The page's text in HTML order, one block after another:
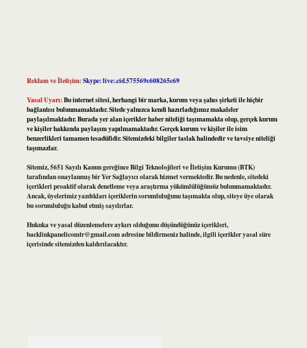
Reklam ve İletişim:Skype: live:.cid.575569c608265c69
Yasal Uyarı:Bu internet sitesi, herhangi bir marka, kurum veya şahıs şirketi ile hiçbir
bağlantısı bulunmamaktadır. Sitede yalnızca kendi hazırladığımız makaleler
paylaşılmaktadır. Burada yer alan içerikler haber niteliği taşımamakta olup, gerçek kurum
ve kişiler hakkında paylaşım yapılmamaktadır. Gerçek kurum ve kişiler ile isim
benzerlikleri tamamen tesadüfidir. Sitemizdeki bilgiler taslak halindedir ve tavsiye niteliği
taşımazlar.
Sitemiz, 5651 Sayılı Kanun gereğince Bilgi Teknolojileri ve İletişim Kurumu (BTK)
tarafından onaylanmış bir Yer Sağlayıcı olarak hizmet vermektedir. Bu nedenle, sitedeki
içerikleri proaktif olarak denetleme veya araştırma yükümlülüğümüz bulunmamaktadır.
Ancak, üyelerimiz yazdıkları içeriklerin sorumluluğunu taşımakta olup, siteye üye olarak
bu sorumluluğu kabul etmiş sayılırlar.
Hukuka ve yasal düzenlemelere aykırı olduğunu düşündüğünüz içerikleri,
backlinkpanelicomtr@gmail.comadresine bildirmeniz halinde, ilgili içerikler yasal süre
içerisinde sitemizden kaldırılacaktır.